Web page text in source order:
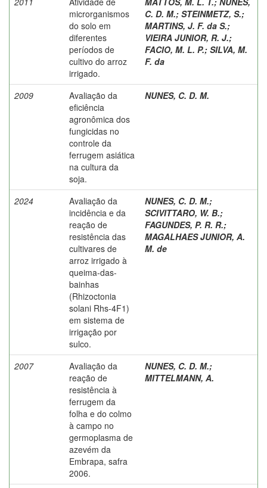
microrganismos
do solo em
diferentes
períodos de
cultivo do arroz
irrigado.
C. D. M.; STEINMETZ, S.;
MARTINS, J. F. da S.;
VIEIRA JUNIOR, R. J.;
FACIO, M. L. P.; SILVA, M.
F. da
2009
Avaliação da
eficiência
agronômica dos
fungicidas no
controle da
ferrugem asiática
na cultura da
soja.
NUNES, C. D. M.
2024
Avaliação da
incidência e da
reação de
resistência das
cultivares de
arroz irrigado à
queima-das-
bainhas
(Rhizoctonia
solani Rhs-4F1)
em sistema de
irrigação por
sulco.
NUNES, C. D. M.;
SCIVITTARO, W. B.;
FAGUNDES, P. R. R.;
MAGALHAES JUNIOR, A.
M. de
2007
Avaliação da
reação de
resistência à
ferrugem da
folha e do colmo
à campo no
germoplasma de
azevém da
Embrapa, safra
2006.
NUNES, C. D. M.;
MITTELMANN, A.